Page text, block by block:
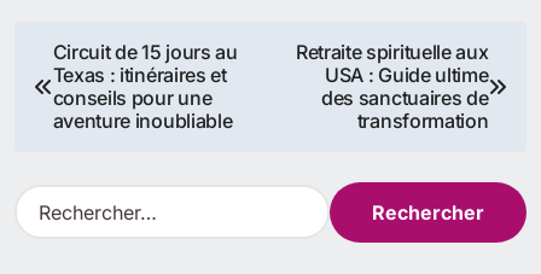
Navigation
de
Circuit de 15 jours au
Texas : itinéraires et
conseils pour une
aventure inoubliable
Retraite spirituelle aux
USA : Guide ultime
des sanctuaires de
transformation
R
e